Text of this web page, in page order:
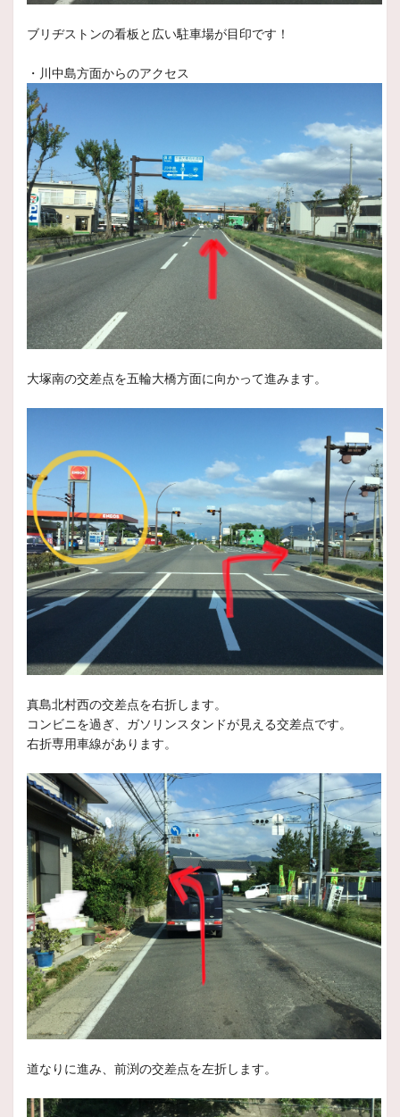
新年あけましておめでとうございます！
スタッフ日記
1年間ありがとうございました。
皆様、いつもご観覧ありがとうございます。
本年の営業も
2025年12月21日
スタッフ日記
今週はまた雪が降りそうですね！！
いつもスタッフ日記をご覧いただきありがとうございます
商品情報
2025年12月7日
スタッフ日記
２０２５年度１２月２９日（月）最後の
営業日のお知らせ
いつもスタッフ日記をご覧頂きありがとうございます。
2025年12月4日
冬タイヤの点検如何ですか？？
いつもスタッフ日記をご覧頂きありがとうございます。
2025年9月28日
スタッフ日記
＊売り出しイベント開催予告＊
いつもホームページをご閲覧いただきありがとうございます！
2025年8月23日
スタッフ日記
新品タイヤのご紹介
いつもスタッフ日記をご覧頂きありがとうございます
2025年7月15日
スタッフ日記
タイヤのトラブル多発中
皆様いつもスタッフ日記をご覧頂きありがとうございます。
2025年7月1日
いつもスタッフ日記をご覧頂きありがとうございます 本日
ブリヂストンの看板と広い駐車場が目印です！
・川中島方面からのアクセス
大塚南の交差点を五輪大橋方面に向かって進みます。
真島北村西の交差点を右折します。
コンビニを過ぎ、ガソリンスタンドが見える交差点です。
右折専用車線があります。
道なりに進み、前渕の交差点を左折します。